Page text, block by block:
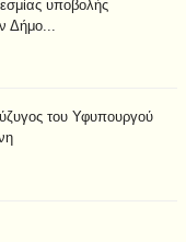
υποβολής
Δήμο...
του Υφυπουργού